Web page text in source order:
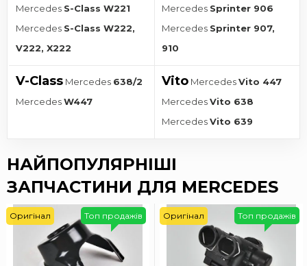
Mercedes S-Class W221
Mercedes S-Class W222,
V222, X222
Mercedes Sprinter 906
Mercedes Sprinter 907,
910
V-Class Mercedes 638/2
MercedesW447
Vito MercedesVito 447
MercedesVito 638
MercedesVito 639
НАЙПОПУЛЯРНІШІ
ЗАПЧАСТИНИ ДЛЯ MERCEDES
Топ продажів
Оригінал Топ продажів
Оригінал